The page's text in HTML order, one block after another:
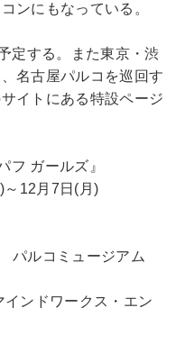
ンにもなっている。
定する。また東京・渋
名古屋パルコを巡回す
イトにある特設ページ
フ ガールズ』
12月7日(月)
ルコミュージアム
ンドワークス・エン